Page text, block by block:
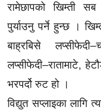
रामेछापको खिम्ती
पुर्याउनु पर्ने हुन्छ ।
बाह्रबिसे
लप्सीफेदी–रातामाटे,
भरपर्दो रुट हो ।
विद्युत सप्लाइका लागि